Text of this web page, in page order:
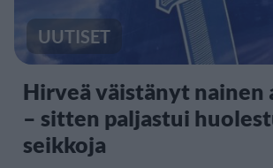
UUTISET
Hirveä väistänyt nainen
– sitten paljastui
seikkoja